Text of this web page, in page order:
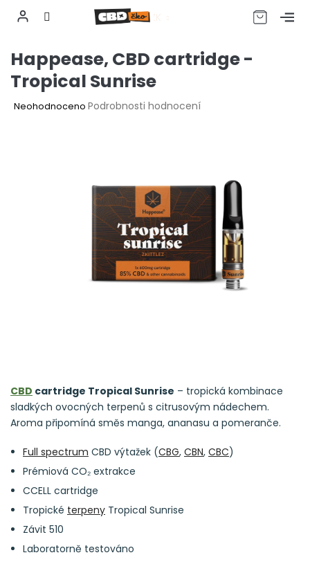
obsah
CZK
Happease, CBD cartridge -
Tropical Sunrise
Průměrné
Neohodnoceno Podrobnosti hodnocení
CBD cartridge Tropical Sunrise – tropická kombinace
sladkých ovocných terpenů s citrusovým nádechem.
Aroma připomíná směs manga, ananasu a pomeranče.
Full spectrum CBD výtažek (CBG, CBN, CBC)
Prémiová CO₂ extrakce
CCELL cartridge
Tropické terpeny Tropical Sunrise
Závit 510
Laboratorně testováno